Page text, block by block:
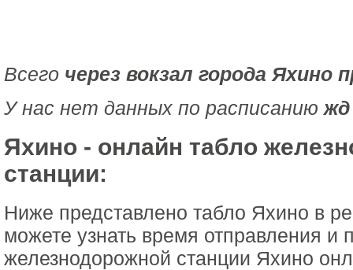
Всего через вокзал города Яхино
У нас нет данных по расписанию жд
Яхино - онлайн табло
станции:
Ниже представлено табло Яхино в
можете узнать время отправления и
железнодорожной станции Яхино